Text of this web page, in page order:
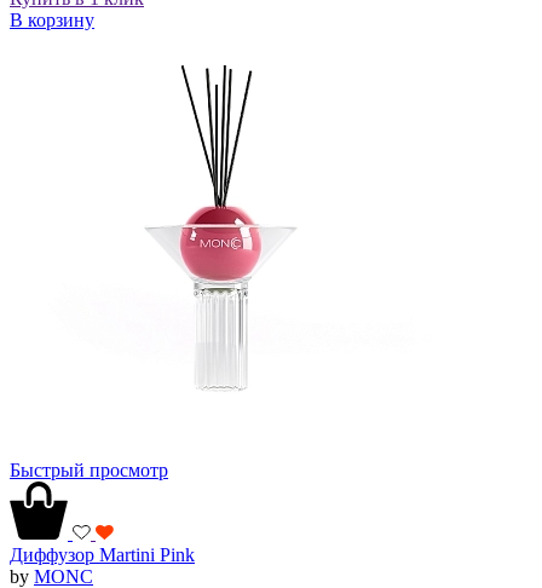
В корзину
Быстрый просмотр
Диффузор Martini Pink
by MONC